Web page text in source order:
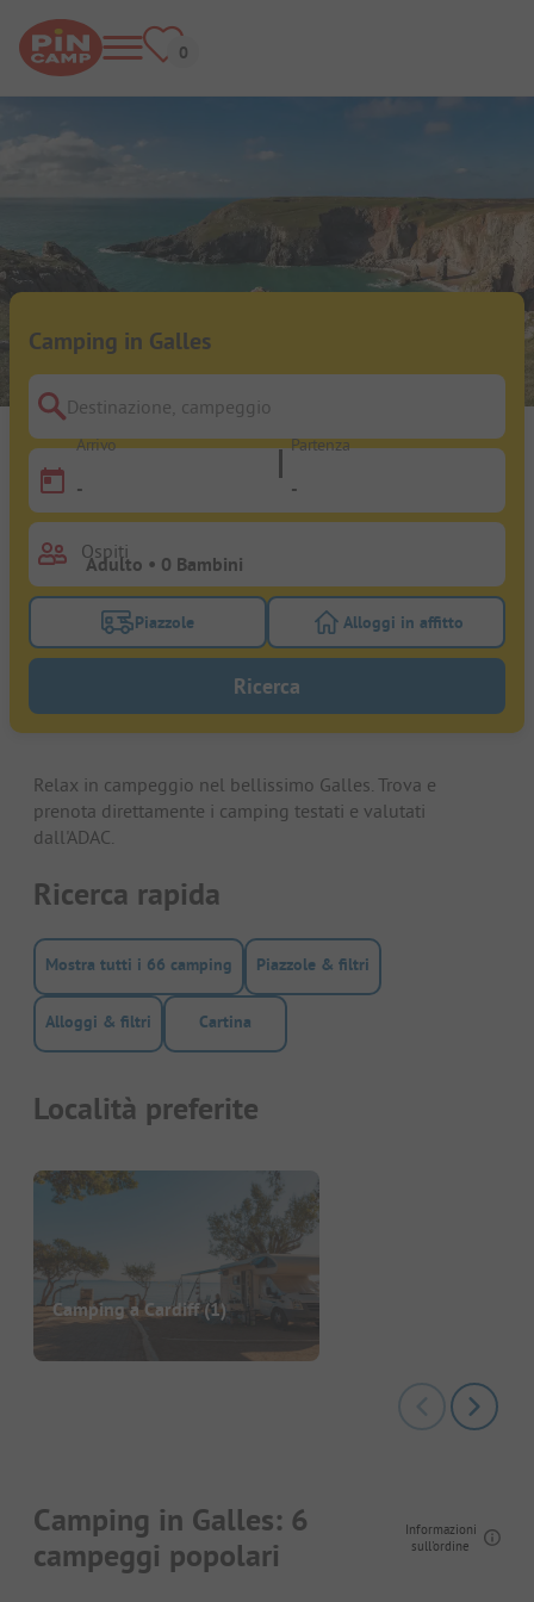
Camping in Galles
Destinazione, campeggio
Arrivo
-
Partenza
-
Ospiti
Attivare il filtro piazzole per cercare piazzole
Piazzole Attivare il filtro
Alloggi in affitto
Ricerca
Relax in campeggio nel bellissimo Galles. Trova e
prenota direttamente i camping testati e valutati
dall'ADAC.
Ricerca rapida
Mostra tutti i 66 camping Piazzole & filtri
Alloggi & filtri Cartina
Località preferite
Camping a Cardiff(1)
Camping in Galles: 6
campeggi popolari
Informazioni
sull'ordine